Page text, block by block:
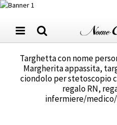
Targhetta con nome
Margherita appassita,
ciondolo per stetoscopio
regalo RN,
infermiere/